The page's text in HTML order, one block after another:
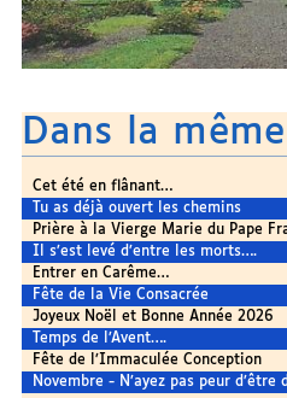
Dans la
Cet été en flânant…
Tu as déjà ouvert les chemins
Prière à la Vierge Marie du Pape
Il s’est levé d’entre les morts….
Entrer en Carême…
Fête de la Vie Consacrée
Joyeux Noël et Bonne Année 2026
Temps de l’Avent….
Fête de l’Immaculée Conception
Novembre - N’ayez pas peur d’être